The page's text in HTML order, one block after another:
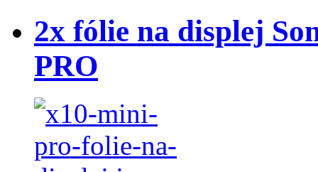
2x fólie na displej
PRO